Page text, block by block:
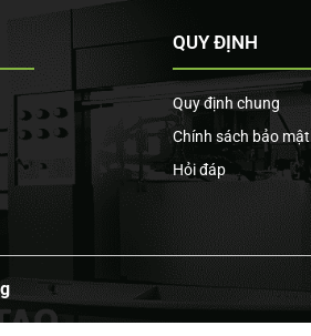
QUY ĐỊNH
Quy định chung
Chính sách bảo mật
Hỏi đáp